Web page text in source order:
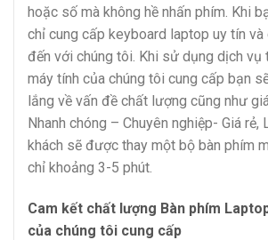
hoặc số mà không hề nhấn phím. Khi
chỉ cung cấp keyboard laptop uy tín
đến với chúng tôi. Khi sử dụng dịch vụ
máy tính của chúng tôi cung cấp bạn
lắng về vấn đề chất lượng cũng như
Nhanh chóng – Chuyên nghiệp- Giá rẻ,
khách sẽ được thay một bộ bàn phím
chỉ khoảng 3-5 phút.
Cam kết chất lượng Bàn phím
của chúng tôi cung cấp